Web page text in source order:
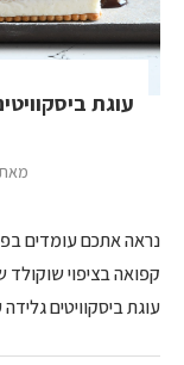
עוגת
נראה אתכם עומדים
קפואה בציפוי שוקולד
עוגת ביסקוויטים